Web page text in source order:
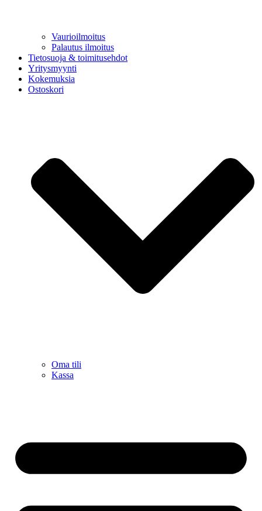
Vaurioilmoitus
Palautus ilmoitus
Tietosuoja & toimitusehdot
Yritysmyynti
Kokemuksia
Ostoskori
Oma tili
Kassa